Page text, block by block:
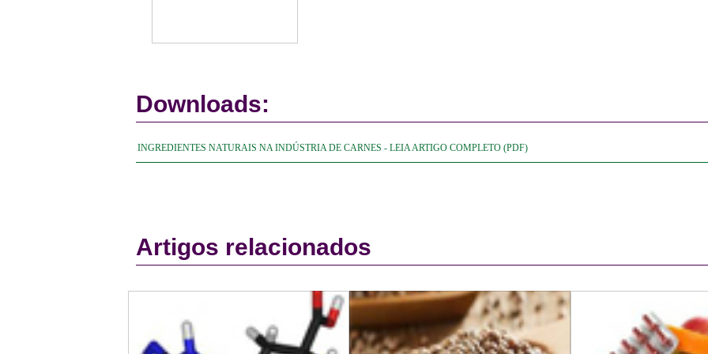
Downloads:
INGREDIENTES NATURAIS NA INDÚSTRIA DE CARNES - LEIA ARTIGO COMPLETO (PDF)
Artigos relacionados